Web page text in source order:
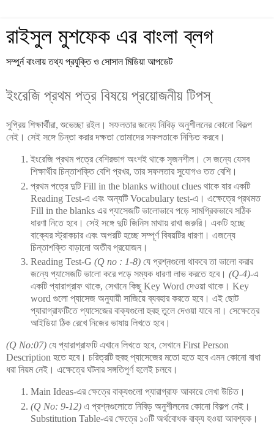
রাইসুল মুশফেক এর বাংলা ব্লগ
সম্পুর্ন বাংলায় তথ্য প্রযুক্তি ও সোসাল মিডিয়া আপডেট
ইংরেজি প্রথম পত্র বিষয়ে প্রয়োজনীয় টিপস্
সুপ্রিয় শিক্ষার্থীরা, শুভেচ্ছা রইল। সফলতার জন্যে নিবিড় অনুশীলনের কোনো বিকল্প
নেই। সেই সঙ্গে চিন্তা করার দক্ষতা তোমাদের সফলতাকে নিশ্চিত করবে।
ইংরেজি প্রথম পত্রে বেশিরভাগ অংশই থাকে সৃজনশীল। সে জন্যে যেসব
শিক্ষার্থীর চিন্তাশক্তি বেশি প্রখর, তার সফলতার সুযোগও তত বেশি।
প্রথম পত্রে দুটি Fill in the blanks without clues থাকে যার একটি
Reading Test-এ এবং অন্যটি Vocabulary test-এ। এক্ষেত্রে প্রথমত
Fill in the blanks এর প্যাসেজটি ভালোভাবে পড়ে সামগ্রিকভাবে সঠিক
ধারণা নিতে হবে। সেই সঙ্গে দুটি জিনিস মাথায় রাখা জরুরি। একটি হচ্ছে
বাক্যের স্ট্রাকচার এবং অপরটি হচ্ছে সম্পূর্ণ বিষয়টির ধারণা। এজন্যে
চিন্তাশক্তি বাড়ানো অতীব প্রয়োজন।
Reading Test-G (Q no : 1-8) যে প্রশ্নগুলো থাকবে তা ভালো করার
জন্যে প্যাসেজটি ভালো করে পড়ে সম্যক ধারণা লাভ করতে হবে। (Q-4)-এ
একটি প্যারাগ্রাফ থাকে, সেখানে কিছু Key Word দেওয়া থাকে। Key
word গুলো প্যাসেজ অনুযায়ী সাজিয়ে ব্যবহার করতে হবে। এই ছোট
প্যারাগ্রাফটিতে প্যাসেজের বাক্যগুলো হুবহু তুলে দেওয়া যাবে না। সেক্ষেত্রে
আইডিয়া ঠিক রেখে নিজের ভাষায় লিখতে হবে।
(Q No:07) যে প্যারাগ্রাফটি এখানে লিখতে হবে, সেখানে First Person
Description হতে হবে। চরিত্রটি হুবহু প্যাসেজের মতো হতে হবে এমন কোনো বাধা
ধরা নিয়ম নেই। এক্ষেত্রে ঘটনার সঙ্গতিপূর্ণ হলেই চলবে।
Main Ideas-এর ক্ষেত্রে বাক্যগুলো প্যারাগ্রাফ আকারে লেখা উচিত।
(Q No: 9-12) এ প্রশ্নগুলোতে নিবিড় অনুশীলনের কোনো বিকল্প নেই।
Substitution Table-এর ক্ষেত্রে ১০টি অর্থবোধক বাক্য হওয়া আবশ্যক।